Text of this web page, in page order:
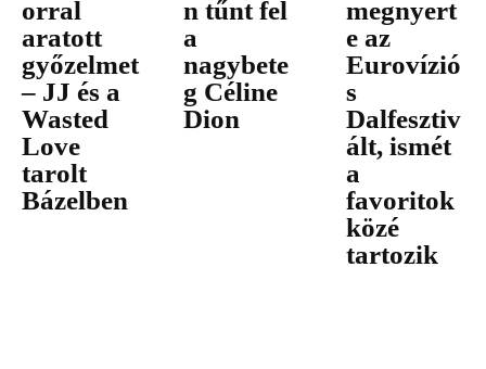
orral
aratott
győzelmet
– JJ és a
Wasted
Love
tarolt
Bázelben
n tűnt fel
a
nagybete
g Céline
Dion
megnyert
e az
Eurovízió
s
Dalfesztiv
ált, ismét
a
favoritok
közé
tartozik